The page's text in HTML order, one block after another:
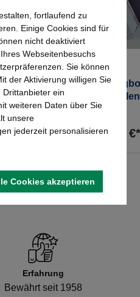
Serie
56,64 €*
Erfahrung
Bewährt seit 1958
fortlaufend zu
Einige Cookies sind für
nicht deaktiviert
Webseitenbesuchs
Sie können
der Aktivierung willigen Sie
ein
weiteren Daten über Sie
unsere
jederzeit personalisieren
Cookies akzeptieren